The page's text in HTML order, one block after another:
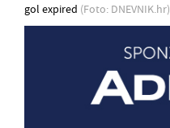
gol expired (Foto: DNEVNIK.hr)